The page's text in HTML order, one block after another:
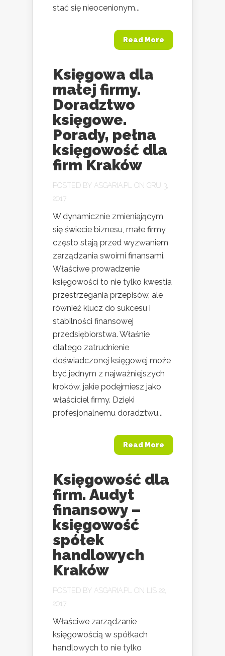
stać się nieocenionym...
Read More
Księgowa dla
małej firmy.
Doradztwo
księgowe.
Porady, pełna
księgowość dla
firm Kraków
POSTED BY ASGARIA.PL
ON GRU 3,
2017
W dynamicznie zmieniającym
się świecie biznesu, małe firmy
często stają przed wyzwaniem
zarządzania swoimi finansami.
Właściwe prowadzenie
księgowości to nie tylko kwestia
przestrzegania przepisów, ale
również klucz do sukcesu i
stabilności finansowej
przedsiębiorstwa. Właśnie
dlatego zatrudnienie
doświadczonej księgowej może
być jednym z najważniejszych
kroków, jakie podejmiesz jako
właściciel firmy. Dzięki
profesjonalnemu doradztwu...
Read More
Księgowość dla
firm. Audyt
finansowy –
księgowość
spółek
handlowych
Kraków
POSTED BY ASGARIA.PL
ON LIS 22,
2017
Właściwe zarządzanie
księgowością w spółkach
handlowych to nie tylko